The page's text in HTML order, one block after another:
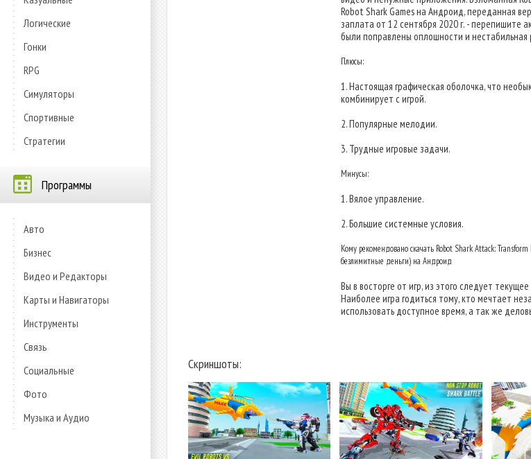
Логические
Гонки
RPG
Симуляторы
Спортивные
Стратегии
Программы
Авто
Бизнес
Видео и Редакторы
Карты и Навигаторы
Инструменты
Связь
Социальные
Фото
Музыка и Аудио
Robot Shark Games на Андроид, переданная
заплата от 12 сентября 2020 г. - перепишите
были поправлены оплошности и нестабильная
Плюсы:
1. Настоящая графическая оболочка, что
комбинирует с игрой.
2. Популярные мелодии.
3. Трудные игровые задачи.
Минусы:
1. Вялое управление.
2. Большие системные условия.
Кому рекомендовано скачать Robot Shark Attack:
безлимитные деньги) на Андроид
Вы в восторге от игр, из этого следует
Наиболее игра годиться тому, кто мечтает
использовать доступное время, а так же
Скриншоты: